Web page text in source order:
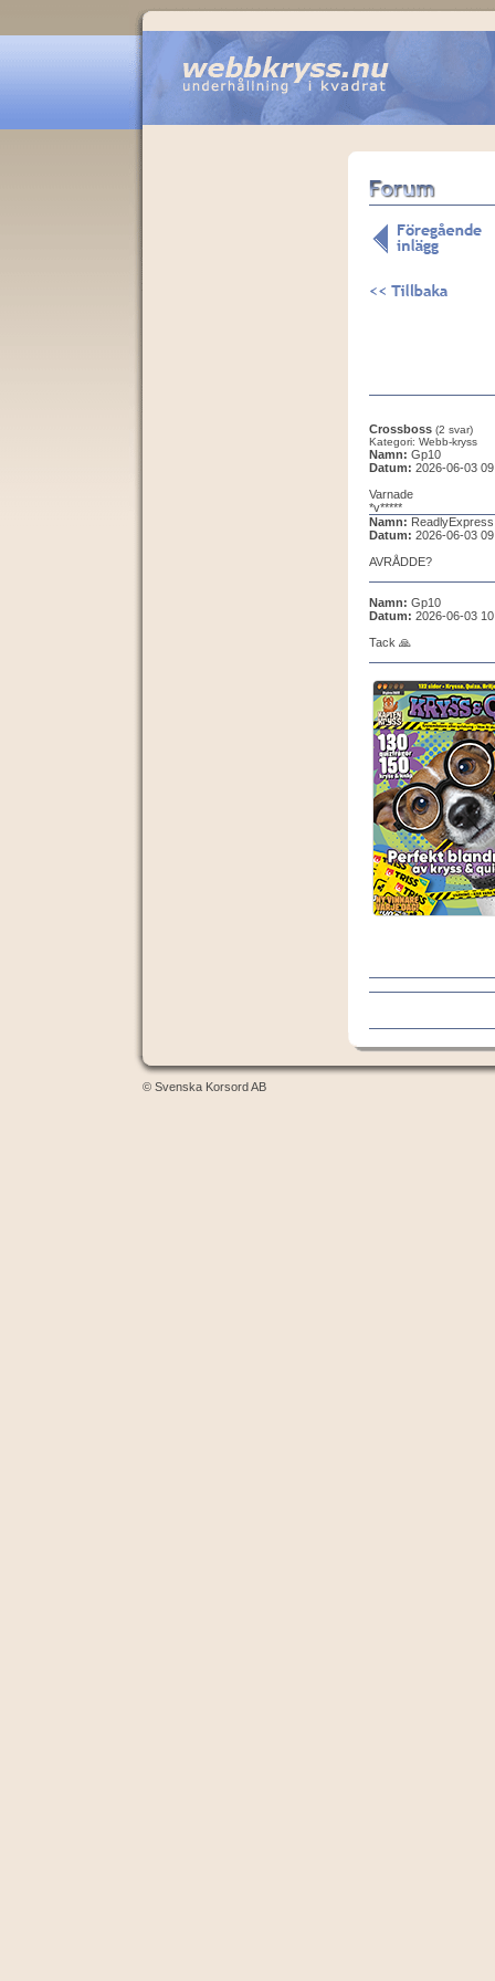
Crossboss (2 svar)
Kategori: Webb-kryss
Namn: Gp10
Datum: 2026-06-03
Varnade
*v*****
Namn: ReadlyExpress
Datum: 2026-06-03
AVRÅDDE?
Namn: Gp10
Datum: 2026-06-03
Tack 🙏
© Svenska Korsord AB